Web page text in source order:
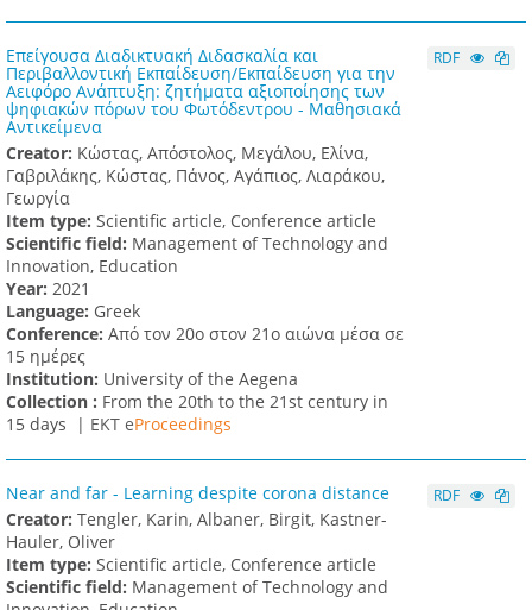
Επείγουσα Διαδικτυακή Διδασκαλία και
Περιβαλλοντική Εκπαίδευση/Εκπαίδευση για την
Αειφόρο Ανάπτυξη: ζητήματα αξιοποίησης των
ψηφιακών πόρων του Φωτόδεντρου - Μαθησιακά
Αντικείμενα
Creator: Κώστας, Απόστολος, Μεγάλου, Ελίνα,
Γαβριλάκης, Κώστας, Πάνος, Αγάπιος, Λιαράκου,
Γεωργία
Item type: Scientific article, Conference article
Scientific field: Management of Technology and
Innovation, Education
Υear: 2021
Language: Greek
Conference: Από τον 20ο στον 21ο αιώνα μέσα σε
15 ημέρες
Institution: University of the Aegena
Collection : From the 20th to the 21st century in
15 days | ΕΚΤ eProceedings
RDF
Near and far - Learning despite corona distance
Creator: Tengler, Karin, Albaner, Birgit, Kastner-
Hauler, Oliver
Item type: Scientific article, Conference article
Scientific field: Management of Technology and
RDF